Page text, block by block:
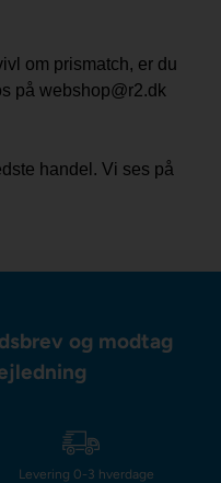
om prismatch, er du
på webshop@r2.dk
handel. Vi ses på
og modtag
Levering 0-3 hverdage